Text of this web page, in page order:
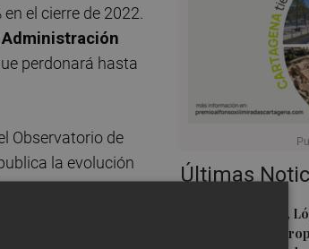
Últimas
Mariano García,
disputarán el
el cierre de 2022.
perdonará hasta
Observatorio de
la evolución
el año que menos